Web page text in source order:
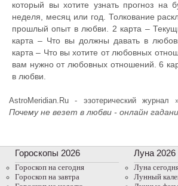
который вы хотите узнать прогноз на
неделя, месяц или год. Толкование
прошлый опыт в любви. 2 карта –
карта – Что вы должны давать в
карта – Что вы хотите от любовных
вам нужно от любовных отношений. 6
в любви.
AstroMeridian.Ru - эзотерический журнал
Почему не везет в любви - онлайн
Гороскопы 2026
Гороскоп на сегодня
Гороскоп на завтра
Луна 2026
Луна
Лунный